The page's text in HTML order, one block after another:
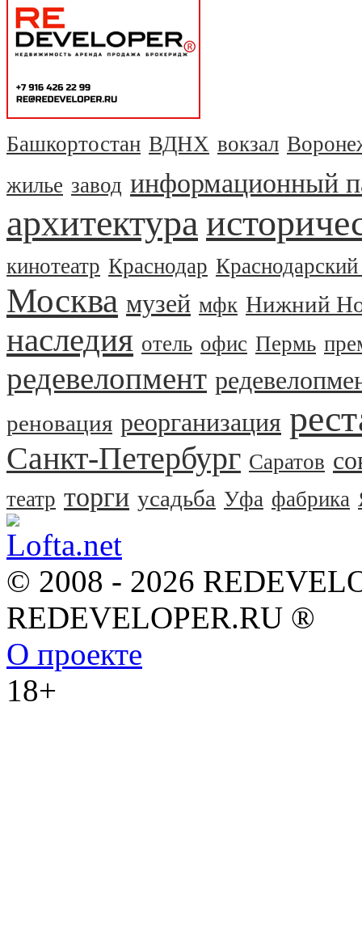
Башкортостан ВДНХ вокзал
жилье завод информационный
архитектура
кинотеатр Краснодар
Москва музей мфк Нижний
наследия отель офис Пермь
редевелопмент
реновация реорганизация
Санкт-Петербург Саратов
театр торги усадьба Уфа фабрика
© 2008 - 2026
REDEVELOPER.RU ®
О проекте
18+